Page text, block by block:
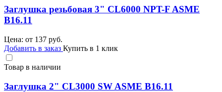
Заглушка резьбовая 3" CL6000 NPT-F ASME
B16.11
Цена: от 137 руб.
Добавить в заказ Купить в 1 клик
Товар в наличии
Заглушка 2" CL3000 SW ASME B16.11